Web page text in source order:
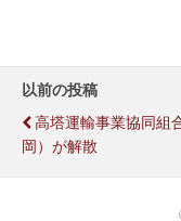
以前の投稿
高塔運輸事業協同組
岡）が解散